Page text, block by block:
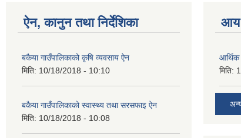
ऐन, कानुन तथा निर्देशिका
बकैया गाउँपालिकाको कृषि व्यवसाय ऐन
मिति: 10/18/2018 - 10:10
बकैया गाउँपालिकाको स्वास्थ्य तथा सरसफाइ ऐन
मिति: 10/18/2018 - 10:08
आय
आर्थिक
मिति: